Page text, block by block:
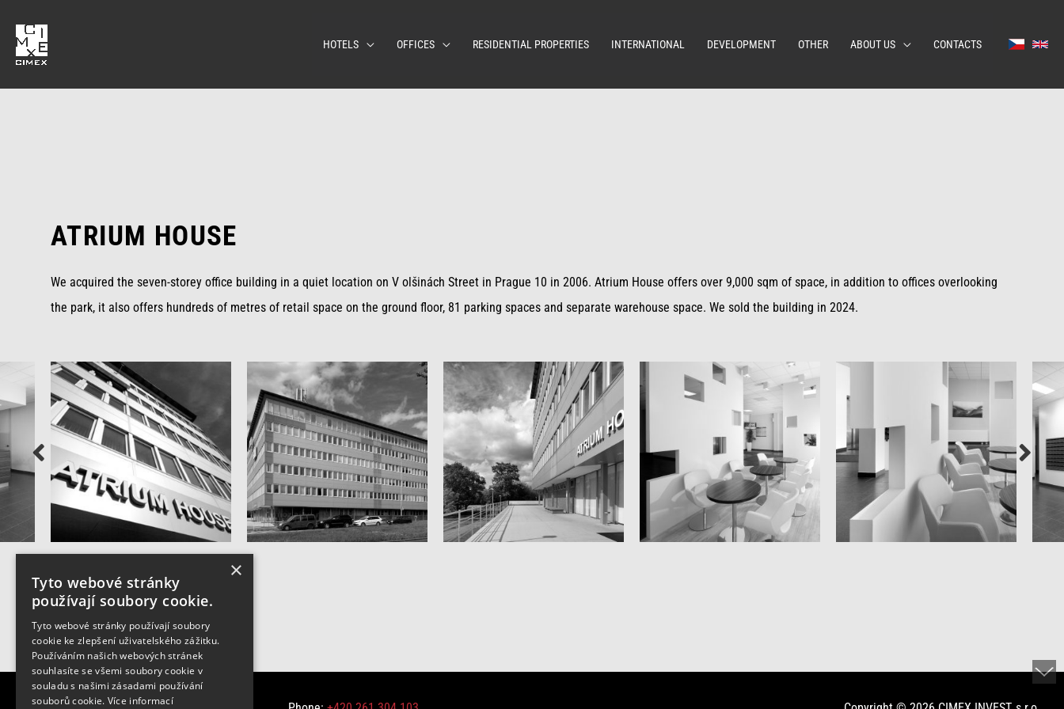
HOTELS OFFICES RESIDENTIAL PROPERTIES INTERNATIONAL DEVELOPMENT OTHER ABOUT US CONTACTS
ATRIUM HOUSE
We acquired the seven-storey office building in a quiet location on V olšinách Street in Prague 10 in 2006. Atrium House offers over 9,000 sqm of space, in addition to offices overlooking
the park, it also offers hundreds of metres of retail space on the ground floor, 81 parking spaces and separate warehouse space. We sold the building in 2024.
×
Tyto webové stránky
používají soubory cookie.
Tyto webové stránky používají soubory
cookie ke zlepšení uživatelského zážitku.
Používáním našich webových stránek
souhlasíte se všemi soubory cookie v
souladu s našimi zásadami používání
souborů cookie. Více informací